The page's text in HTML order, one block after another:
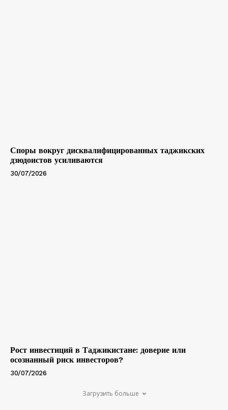
Споры вокруг дисквалифицированных таджикских
дзюдоистов усиливаются
30/07/2026
Рост инвестиций в Таджикистане: доверие или
осознанный риск инвесторов?
30/07/2026
Загрузить больше